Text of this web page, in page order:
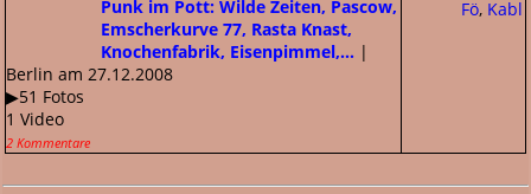
Fö, Kabl
Punk im Pott: Wilde Zeiten, Pascow,
Emscherkurve 77, Rasta Knast,
Knochenfabrik, Eisenpimmel,... |
Berlin am 27.12.2008
▶51 Fotos
1 Video
2 Kommentare